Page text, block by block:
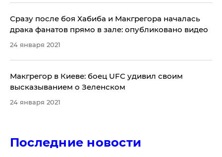
Сразу после боя Хабиба и Макгрегора началась
драка фанатов прямо в зале: опубликовано видео
24 января 2021
Макгрегор в Киеве: боец UFC удивил своим
высказыванием о Зеленском
24 января 2021
Последние новости